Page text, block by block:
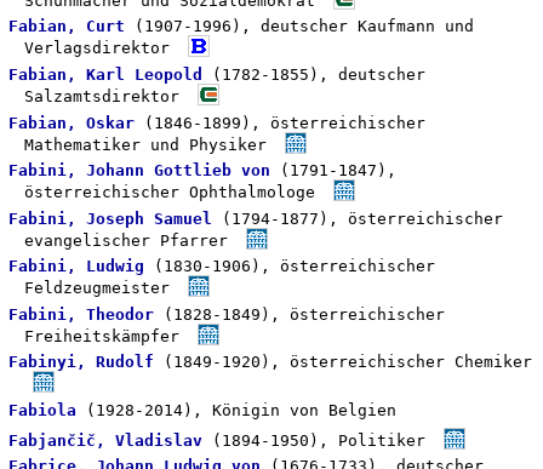
Fabian, Curt (1907-1996), deutscher Kaufmann und
Verlagsdirektor
Fabian, Karl Leopold
(1782-1855), deutscher
Salzamtsdirektor
Fabian, Oskar (1846-1899), österreichischer
Mathematiker und Physiker
Fabini, Johann Gottlieb von (1791-1847),
österreichischer Ophthalmologe
Fabini, Joseph Samuel
(1794-1877), österreichischer
evangelischer Pfarrer
Fabini, Ludwig (1830-1906), österreichischer
Feldzeugmeister
Fabini, Theodor (1828-1849), österreichischer
Freiheitskämpfer
Fabinyi, Rudolf (1849-1920), österreichischer Chemiker
Fabiola (1928-2014), Königin von Belgien
Fabjančič, Vladislav (1894-1950), Politiker